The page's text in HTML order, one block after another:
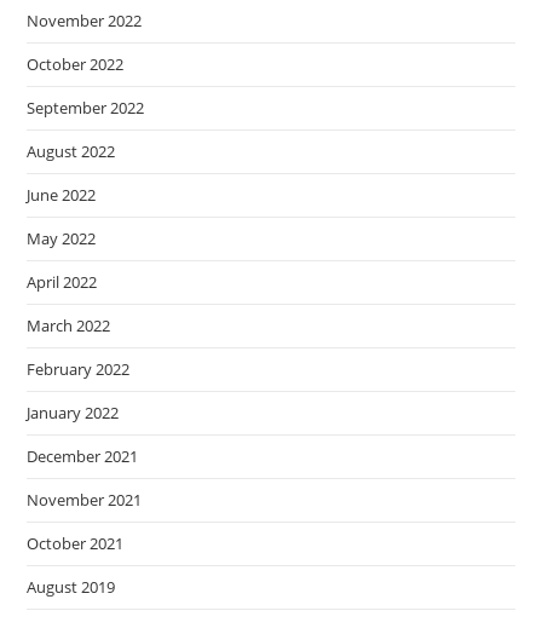
November 2022
October 2022
September 2022
August 2022
June 2022
May 2022
April 2022
March 2022
February 2022
January 2022
December 2021
November 2021
October 2021
August 2019